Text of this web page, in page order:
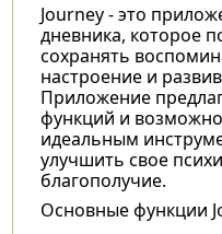
Journey - это
дневника, которое
сохранять
настроение и
Приложение
функций и
идеальным
улучшить свое
благополучие.
Основные функции